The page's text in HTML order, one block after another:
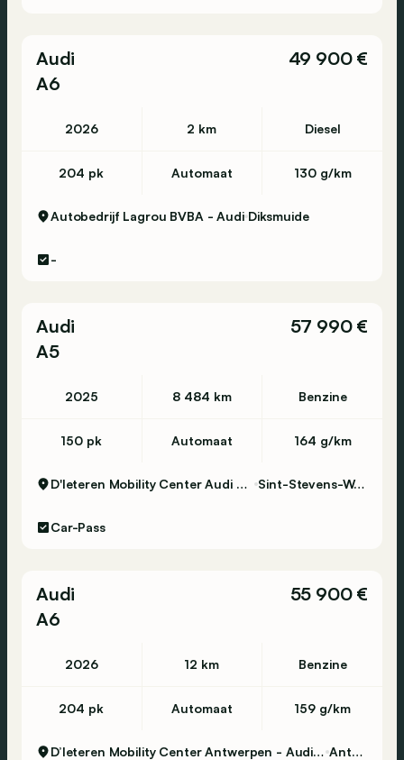
Audi
A6
49 900 €
2026 2 km Diesel
204 pk Automaat 130 g/km
Autobedrijf Lagrou BVBA - Audi Diksmuide
-
Audi
A5
57 990 €
2025 8 484 km Benzine
150 pk Automaat 164 g/km
D'Ieteren Mobility Center Audi Zaventem Sint-Stevens-Woluwe
Car-Pass
Audi
A6
55 900 €
2026 12 km Benzine
204 pk Automaat 159 g/km
D’Ieteren Mobility Center Antwerpen - Audi, Volkswagen & Commercial Vehicles Antwerpen